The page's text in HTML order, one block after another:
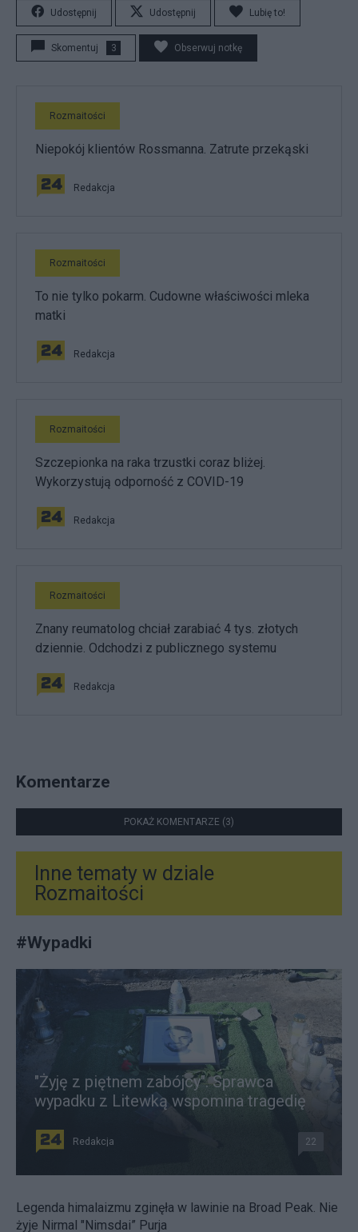
Udostępnij Udostępnij Lubię to!
Skomentuj 3 Obserwuj notkę
Rozmaitości
Niepokój klientów Rossmanna. Zatrute przekąski
Redakcja
Rozmaitości
To nie tylko pokarm. Cudowne właściwości mleka
matki
Redakcja
Rozmaitości
Szczepionka na raka trzustki coraz bliżej.
Wykorzystują odporność z COVID-19
Redakcja
Rozmaitości
Znany reumatolog chciał zarabiać 4 tys. złotych
dziennie. Odchodzi z publicznego systemu
Redakcja
Komentarze
POKAŻ KOMENTARZE (3)
Inne tematy w dziale
Rozmaitości
#Wypadki
"Żyję z piętnem zabójcy". Sprawca
wypadku z Litewką wspomina tragedię
Redakcja 22
Legenda himalaizmu zginęła w lawinie na Broad Peak. Nie
żyje Nirmal "Nimsdai” Purja